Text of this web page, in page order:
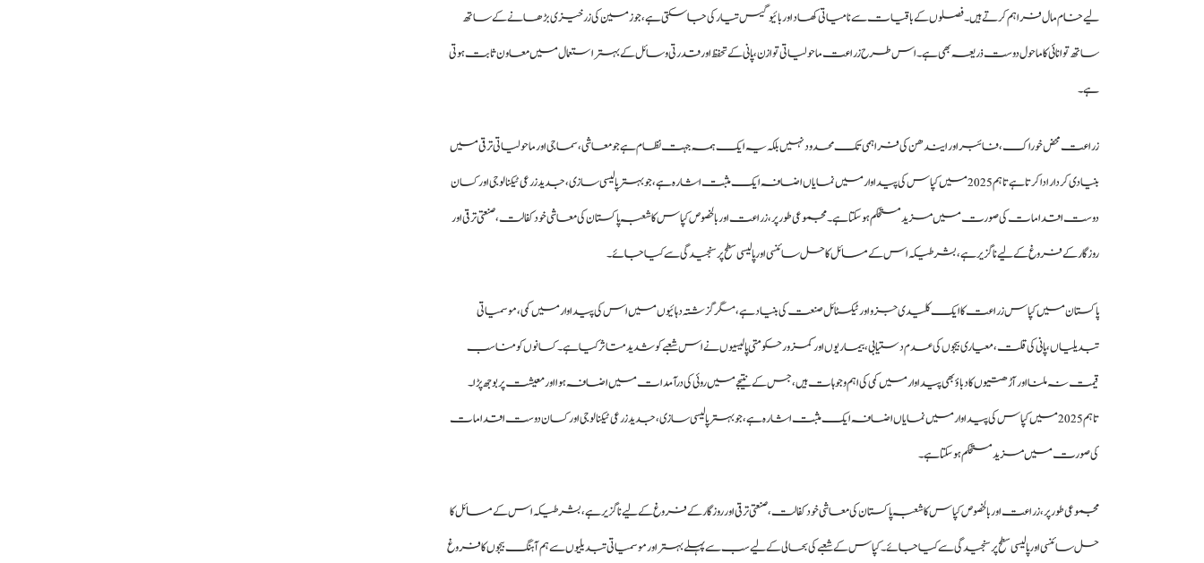
لیے خام مال فراہم کرتے ہیں۔ فصلوں کے باقیات سے نامیاتی کھاد اور بائیو گیس تیار کی جا سکتی ہے، جو زمین کی زرخیزی بڑھانے کے ساتھ
ساتھ توانائی کا ماحول دوست ذریعہ بھی ہے۔ اس طرح زراعت ماحولیاتی توازن، پانی کے تحفظ اور قدرتی وسائل کے بہتر استعمال میں معاون ثابت ہوتی
ہے۔
زراعت محض خوراک، فائبر اور ایندھن کی فراہمی تک محدود نہیں بلکہ یہ ایک ہمہ جہت نظام ہے جو معاشی، سماجی اور ماحولیاتی ترقی میں
بنیادی کردار ادا کرتا ہےتاہم 2025 میں کپاس کی پیداوار میں نمایاں اضافہ ایک مثبت اشارہ ہے، جو بہتر پالیسی سازی، جدید زرعی ٹیکنالوجی اور کسان
دوست اقدامات کی صورت میں مزید مستحکم ہو سکتا ہے۔ مجموعی طور پر، زراعت اور بالخصوص کپاس کا شعبہ پاکستان کی معاشی خود کفالت، صنعتی ترقی اور
روزگار کے فروغ کے لیے ناگزیر ہے، بشرطیکہ اس کے مسائل کا حل سائنسی اور پالیسی سطح پر سنجیدگی سے کیا جائے۔
پاکستان میں کپاس زراعت کا ایک کلیدی جزو اور ٹیکسٹائل صنعت کی بنیاد ہے، مگر گزشتہ دہائیوں میں اس کی پیداوار میں کمی، موسمیاتی
تبدیلیاں، پانی کی قلت، معیاری بیجوں کی عدم دستیابی، بیماریوں اور کمزور حکومتی پالیسیوں نے اس شعبے کو شدید متاثر کیا ہے۔ کسانوں کو مناسب
قیمت نہ ملنا اور آڑھتیوں کا دباؤ بھی پیداوار میں کمی کی اہم وجوہات ہیں، جس کے نتیجے میں روئی کی درآمدات میں اضافہ ہوا اور معیشت پر بوجھ پڑا۔
تاہم 2025 میں کپاس کی پیداوار میں نمایاں اضافہ ایک مثبت اشارہ ہے، جو بہتر پالیسی سازی، جدید زرعی ٹیکنالوجی اور کسان دوست اقدامات
کی صورت میں مزید مستحکم ہو سکتا ہے۔
مجموعی طور پر، زراعت اور بالخصوص کپاس کا شعبہ پاکستان کی معاشی خود کفالت، صنعتی ترقی اور روزگار کے فروغ کے لیے ناگزیر ہے، بشرطیکہ اس کے مسائل کا
حل سائنسی اور پالیسی سطح پر سنجیدگی سے کیا جائے۔کپاس کے شعبے کی بحالی کے لیے سب سے پہلے بہتر اور موسمیاتی تبدیلیوں سے ہم آہنگ بیجوں کا فروغ